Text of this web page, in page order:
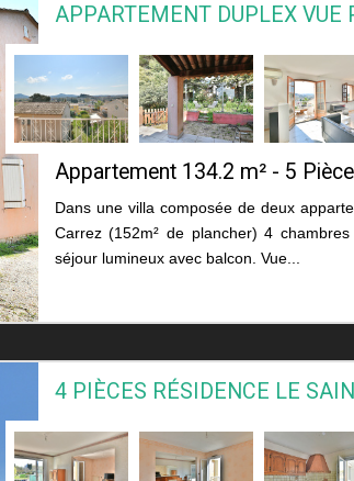
APPARTEMENT DUPLEX VUE
Appartement 134.2 m² - 5
Dans une villa composée de deux
Carrez (152m² de plancher) 4
séjour lumineux avec balcon. Vue...
4 PIÈCES RÉSIDENCE LE